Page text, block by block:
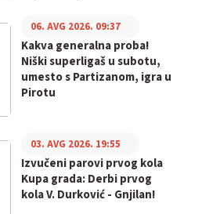
Kakva generalna proba!
Niški superligaš u subotu,
umesto s Partizanom, igra u
Pirotu
06. AVG 2026. 09:37
Izvučeni parovi prvog kola
Kupa grada: Derbi prvog
kola V. Durković - Gnjilan!
03. AVG 2026. 19:55